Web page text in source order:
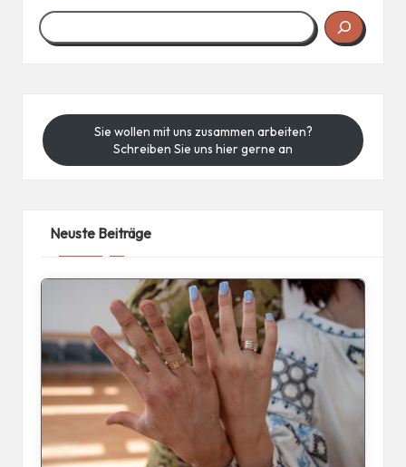
Sie wollen mit uns zusammen arbeiten?
Schreiben Sie uns hier gerne an
Neuste Beiträge